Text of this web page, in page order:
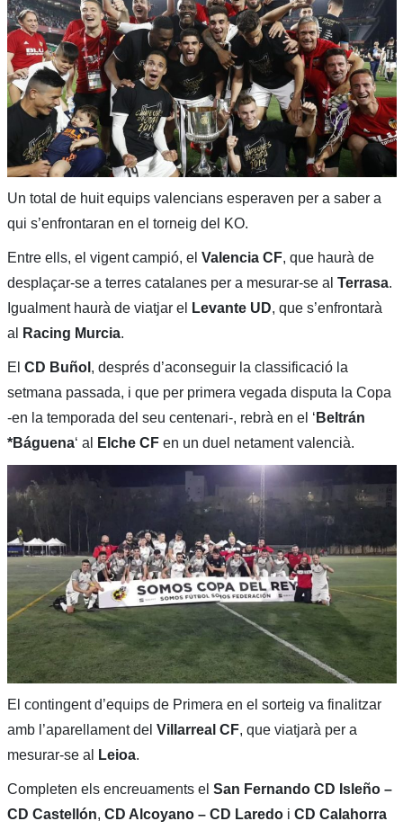
Un total de huit equips valencians esperaven per a saber a
qui s’enfrontaran en el torneig del KO.
Entre ells, el vigent campió, el Valencia CF, que haurà de
desplaçar-se a terres catalanes per a mesurar-se al Terrasa.
Igualment haurà de viatjar el
Levante UD, que s’enfrontarà
al
Racing Murcia.
El CD Buñol , després d’aconseguir la classificació la
setmana passada, i que per primera vegada disputa la Copa
-en la temporada del seu centenari-, rebrà en el ‘ Beltrán
*Báguena‘ al Elche CF en un duel netament valencià.
El contingent d’equips de Primera en el sorteig va finalitzar
amb l’aparellament del Villarreal CF, que viatjarà per a
mesurar-se al
Leioa.
Completen els encreuaments el San Fernando CD Isleño –
CD Castellón, CD Alcoyano – CD Laredoi CD Calahorra